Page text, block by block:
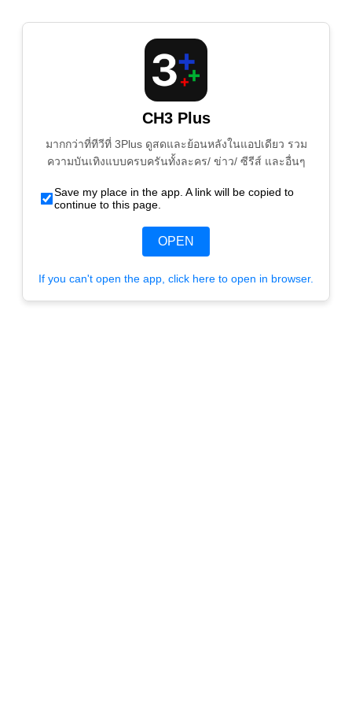
CH3 Plus
มากกว่าที่ทีวีที่ 3Plus ดูสดและย้อนหลังในแอปเดียว รวม
ความบันเทิงแบบครบครันทั้งละคร/ ข่าว/ ซีรีส์ และอื่นๆ
Save my place in the app. A link will be copied to
continue to this page.
OPEN
If you can't open the app, click here to open in browser.